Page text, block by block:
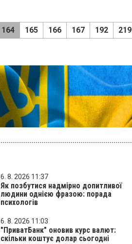
164 165 166 167 192 219
6. 8. 2026 11:37
Як позбутися надмірно допитливої
людини однією фразою: порада
психологів
6. 8. 2026 11:03
"ПриватБанк" оновив курс валют:
скільки коштує долар сьогодні